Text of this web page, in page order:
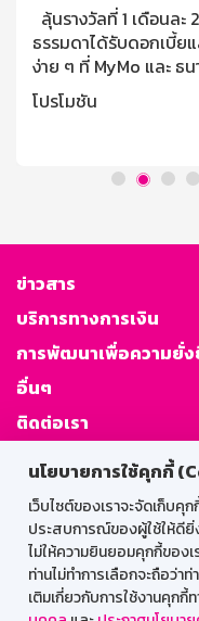
นโยบายการใช้คุกกี้
เว็บไซต์ของเราจะจัดเก็บ
ประสบการณ์ของผู้ใช้ให้ดียิ่
ไม่ให้ความยินยอมคุกกี้ของ
ท่านไม่ทำการเลือกจะถือว่
เติมเกี่ยวกับการใช้งานคุกกี้
ลุ้นรางวัลที่ 1 เดือนล
ธรรมดาได้รับดอกเบี้ยแ
ง่าย ๆ ที่ MyMo และ ธ
ตามที่ธนาคารกำหนด
initialDelay = 5000;
(/Mobi|Android/
โปรโมชัน
ข่าวสาร
บริการทางการเงิน
การพัฒนาเพื่อความยั่
อื่นๆ
ติดต่อเรา
ส
Web HR